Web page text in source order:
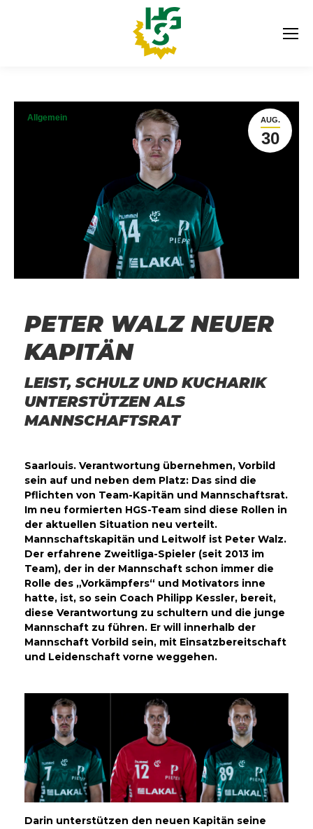
AUG.
30
Allgemein
PETER WALZ NEUER
KAPITÄN
LEIST, SCHULZ UND KUCHARIK
UNTERSTÜTZEN ALS
MANNSCHAFTSRAT
Saarlouis. Verantwortung übernehmen, Vorbild
sein auf und neben dem Platz: Das sind die
Pflichten von Team-Kapitän und Mannschaftsrat.
Im neu formierten HGS-Team sind diese Rollen in
der aktuellen Situation neu verteilt.
Mannschaftskapitän und Leitwolf ist Peter Walz.
Der erfahrene Zweitliga-Spieler (seit 2013 im
Team), der in der Mannschaft schon immer die
Rolle des „Vorkämpfers“ und Motivators inne
hatte, ist, so sein Coach Philipp Kessler, bereit,
diese Verantwortung zu schultern und die junge
Mannschaft zu führen. Er will innerhalb der
Mannschaft Vorbild sein, mit Einsatzbereitschaft
und Leidenschaft vorne weggehen.
Darin unterstützen den neuen Kapitän seine